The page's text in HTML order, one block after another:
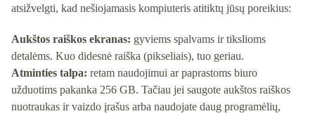
atsižvelgti, kad nešiojamasis kompiuteris atitiktų jūsų poreikius:
Aukštos raiškos ekranas: gyviems spalvams ir tikslioms
detalėms. Kuo didesnė raiška (pikseliais), tuo geriau.
Atminties talpa: retam naudojimui ar paprastoms biuro
užduotims pakanka 256 GB. Tačiau jei saugote aukštos raiškos
nuotraukas ir vaizdo įrašus arba naudojate daug programėlių,